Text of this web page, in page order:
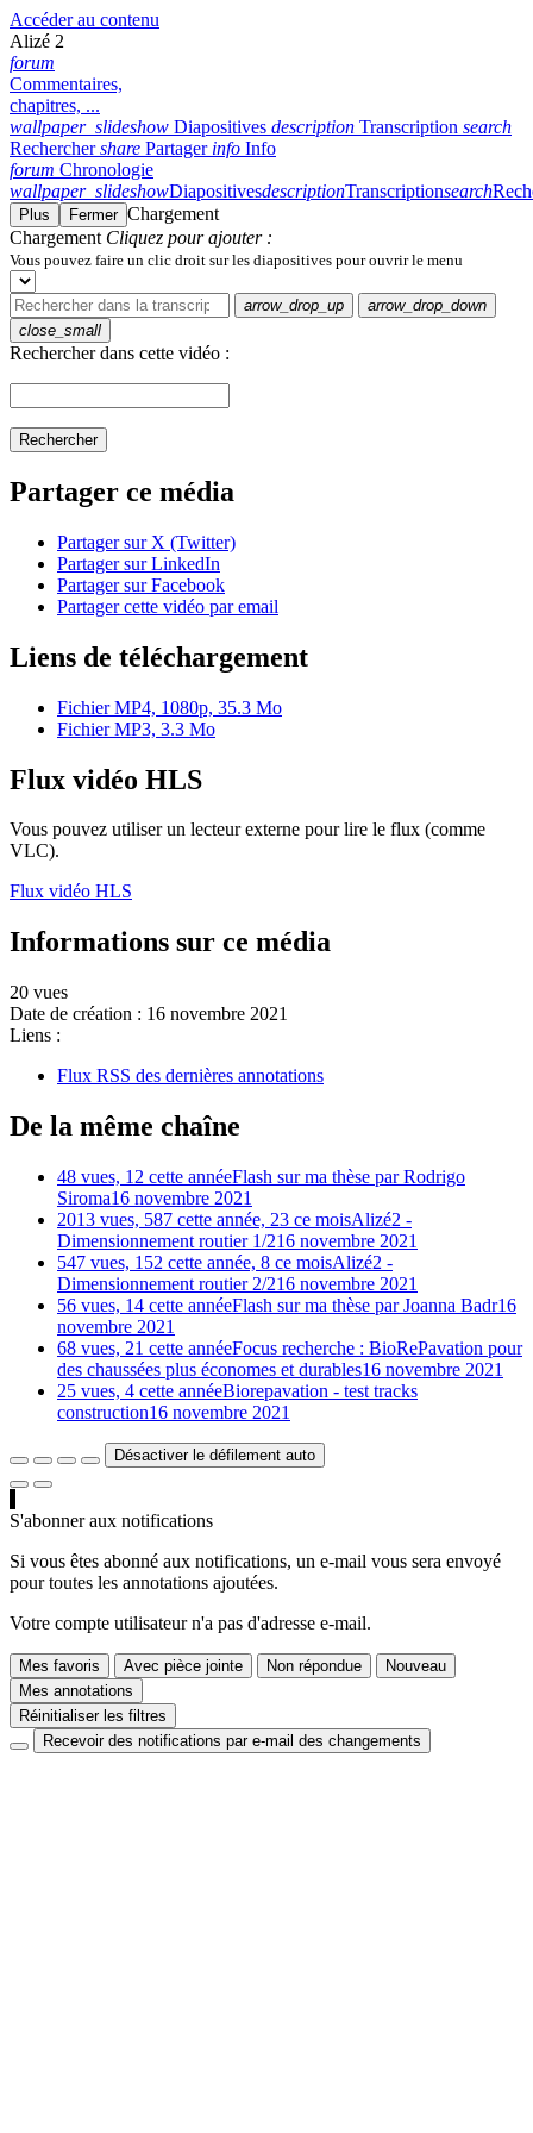
Accéder au contenu
Alizé 2
forum
Commentaires,
chapitres, ...
wallpaper_slideshow Diapositives description Transcription search
Rechercher share Partager info Info
forum Chronologie
wallpaper_slideshowDiapositivesdescriptionTranscriptionsearch
Plus Fermer Chargement
Chargement Cliquez pour ajouter :
Vous pouvez faire un clic droit sur les diapositives pour ouvrir le menu
arrow_drop_up
arrow_drop_down
close_small
Rechercher dans cette vidéo :
Rechercher
Partager ce média
Partager sur X (Twitter)
Partager sur LinkedIn
Partager sur Facebook
Partager cette vidéo par email
Liens de téléchargement
Fichier MP4, 1080p, 35.3 Mo
Fichier MP3, 3.3 Mo
Flux vidéo HLS
Vous pouvez utiliser un lecteur externe pour lire le flux (comme
VLC).
Flux vidéo HLS
Informations sur ce média
20 vues
Date de création : 16 novembre 2021
Liens :
Flux RSS des dernières annotations
De la même chaîne
48 vues, 12 cette annéeFlash sur ma thèse par Rodrigo
Siroma16 novembre 2021
2013 vues, 587 cette année, 23 ce moisAlizé2 -
Dimensionnement routier 1/216 novembre 2021
547 vues, 152 cette année, 8 ce moisAlizé2 -
Dimensionnement routier 2/216 novembre 2021
56 vues, 14 cette annéeFlash sur ma thèse par Joanna Badr16
novembre 2021
68 vues, 21 cette annéeFocus recherche : BioRePavation pour
des chaussées plus économes et durables16 novembre 2021
25 vues, 4 cette annéeBiorepavation - test tracks
construction16 novembre 2021
Désactiver le défilement auto
S'abonner aux notifications
Si vous êtes abonné aux notifications, un e-mail vous sera envoyé
pour toutes les annotations ajoutées.
Votre compte utilisateur n'a pas d'adresse e-mail.
Mes favoris Avec pièce jointe Non répondue
Nouveau
Mes annotations
Réinitialiser les filtres
Recevoir des notifications par e-mail des changements